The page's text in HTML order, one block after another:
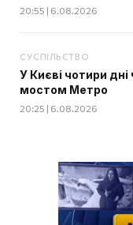
20:55 | 6.08.2026
СУСПІЛЬСТВО
У Києві чотири
мостом Метро
20:25 | 6.08.2026